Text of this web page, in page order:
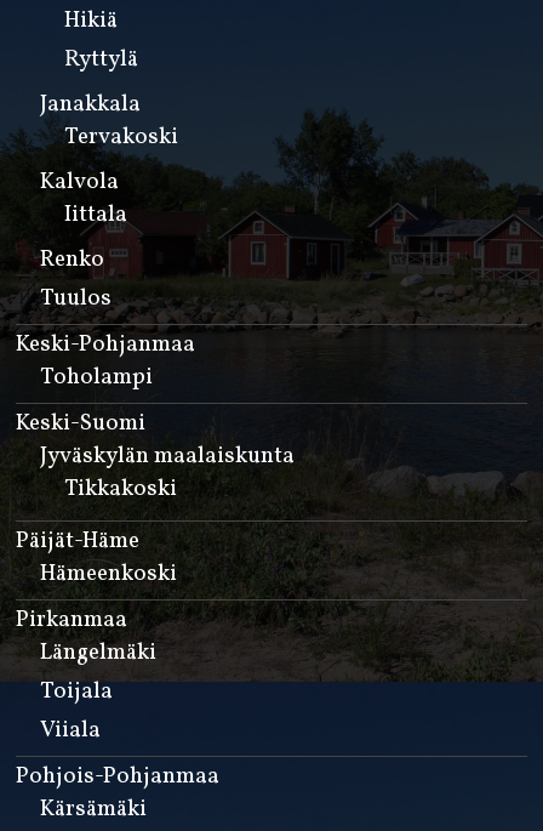
Hikiä
Ryttylä
Janakkala
Tervakoski
Kalvola
Iittala
Renko
Tuulos
Keski-Pohjanmaa
Toholampi
Keski-Suomi
Jyväskylän maalaiskunta
Tikkakoski
Päijät-Häme
Hämeenkoski
Pirkanmaa
Längelmäki
Toijala
Viiala
Pohjois-Pohjanmaa
Kärsämäki